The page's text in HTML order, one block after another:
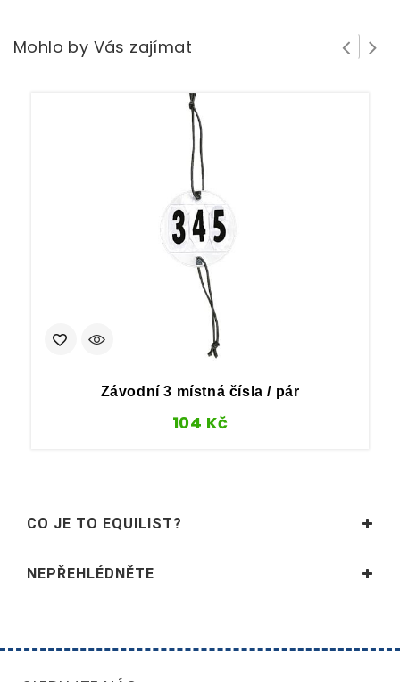
Mohlo by Vás zajímat
Závodní 3 místná čísla / pár
104 Kč
CO JE TO EQUILIST?
NEPŘEHLÉDNĚTE